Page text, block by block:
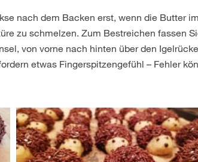
nach dem Backen erst, wenn die Butter
zu schmelzen. Zum Bestreichen fassen
von vorne nach hinten über den
etwas Fingerspitzengefühl – Fehler